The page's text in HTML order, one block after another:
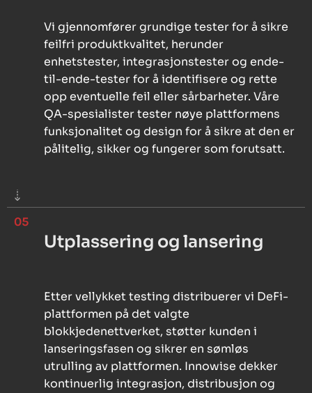
Vi gjennomfører grundige tester for å sikre
feilfri produktkvalitet, herunder
enhetstester, integrasjonstester og ende-
til-ende-tester for å identifisere og rette
opp eventuelle feil eller sårbarheter. Våre
QA-spesialister tester nøye plattformens
funksjonalitet og design for å sikre at den er
pålitelig, sikker og fungerer som forutsatt.
05
Utplassering og lansering
Etter vellykket testing distribuerer vi DeFi-
plattformen på det valgte
blokkjedenettverket, støtter kunden i
lanseringsfasen og sikrer en sømløs
utrulling av plattformen. Innowise dekker
kontinuerlig integrasjon, distribusjon og